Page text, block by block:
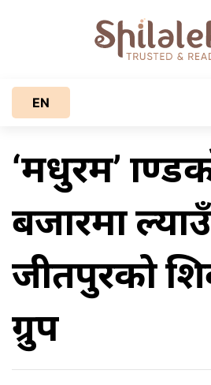
EN
‘मधुरम’
बजारमा
जीतपुरको
ग्रुप